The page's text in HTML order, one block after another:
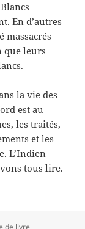
En d’autres
massacrés
que leurs
la vie des
est au
les traités,
et les
L’Indien
tous lire.
de livre